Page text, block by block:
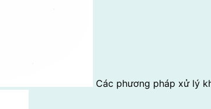
Các phương pháp xử lý